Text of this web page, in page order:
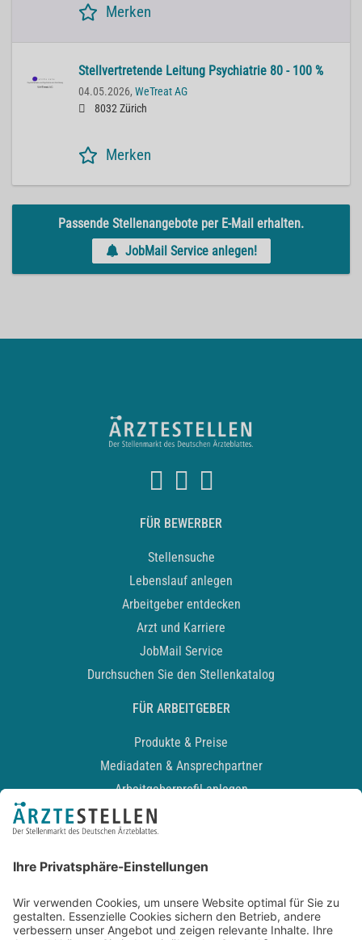
Merken
Stellvertretende Leitung Psychiatrie 80 - 100 %
04.05.2026, WeTreat AG
8032 Zürich
Merken
Passende Stellenangebote per E-Mail erhalten.
JobMail Service anlegen!
FÜR BEWERBER
Stellensuche
Lebenslauf anlegen
Arbeitgeber entdecken
Arzt und Karriere
JobMail Service
Durchsuchen Sie den Stellenkatalog
FÜR ARBEITGEBER
Produkte & Preise
Mediadaten & Ansprechpartner
Arbeitgeberprofil anlegen
Recruiting-Podcast
Kontakt
Datenschutz